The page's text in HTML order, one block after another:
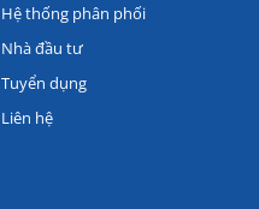
Hệ thống phân phối
Nhà đầu tư
Tuyển dụng
Liên hệ